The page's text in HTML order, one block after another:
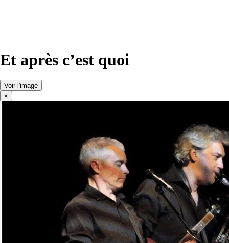
Et après c’est quoi
Voir l'image
×